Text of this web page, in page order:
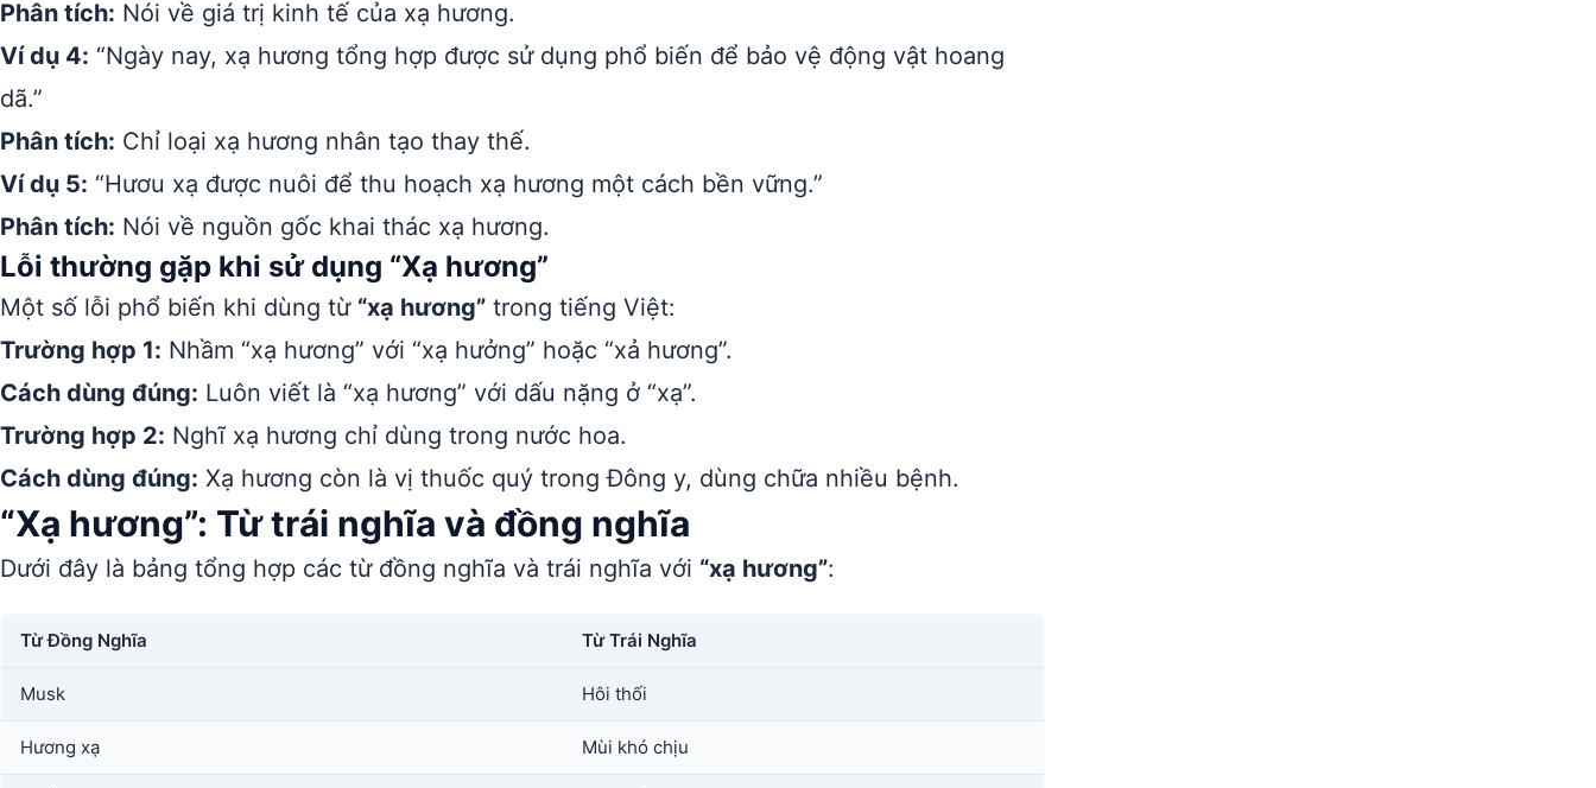
Phân tích: Nói về giá trị kinh tế của xạ hương.
Ví dụ 4: “Ngày nay, xạ hương tổng hợp được sử dụng phổ biến để bảo vệ động vật hoang
dã.”
Phân tích: Chỉ loại xạ hương nhân tạo thay thế.
Ví dụ 5: “Hươu xạ được nuôi để thu hoạch xạ hương một cách bền vững.”
Phân tích: Nói về nguồn gốc khai thác xạ hương.
Lỗi thường gặp khi sử dụng “Xạ hương”
Một số lỗi phổ biến khi dùng từ “xạ hương” trong tiếng Việt:
Trường hợp 1: Nhầm “xạ hương” với “xạ hưởng” hoặc “xả hương”.
Cách dùng đúng: Luôn viết là “xạ hương” với dấu nặng ở “xạ”.
Trường hợp 2: Nghĩ xạ hương chỉ dùng trong nước hoa.
Cách dùng đúng: Xạ hương còn là vị thuốc quý trong Đông y, dùng chữa nhiều bệnh.
“Xạ hương”: Từ trái nghĩa và đồng nghĩa
Dưới đây là bảng tổng hợp các từ đồng nghĩa và trái nghĩa với “xạ hương”:
Từ Đồng Nghĩa Từ Trái Nghĩa
Musk Hôi thối
Hương xạ Mùi khó chịu